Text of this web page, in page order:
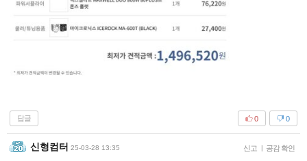
답글 0
0
신형컴터 25-03-28 13:35 신고 공감 확인